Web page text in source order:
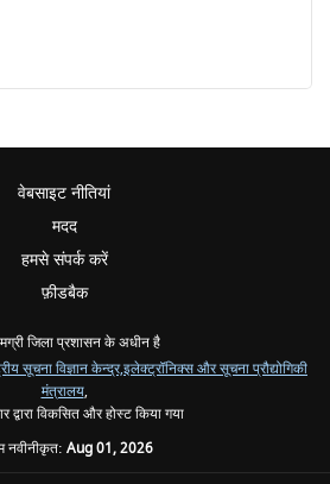
वेबसाइट नीतियां
मदद
हमसे संपर्क करें
फ़ीडबैक
जिला प्रशासन के अधीन है
सूचना विज्ञान केन्द्र,इलेक्ट्रॉनिक्स और सूचना प्रौद्योगिकी
मंत्रालय,
द्वारा विकसित और होस्ट किया गया
नवीनीकृत: Aug 01, 2026